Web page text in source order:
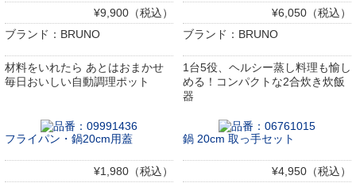
¥9,900（税込）
ブランド：BRUNO
材料をいれたら あとはおまかせ
毎日おいしい自動調理ポット
¥6,050（税込）
ブランド：BRUNO
1台5役、ヘルシー蒸し料理も愉し
める！コンパクトな2合炊き炊飯
器
フライパン・鍋20cm用蓋
¥1,980（税込）
鍋 20cm 取っ手セット
¥4,950（税込）